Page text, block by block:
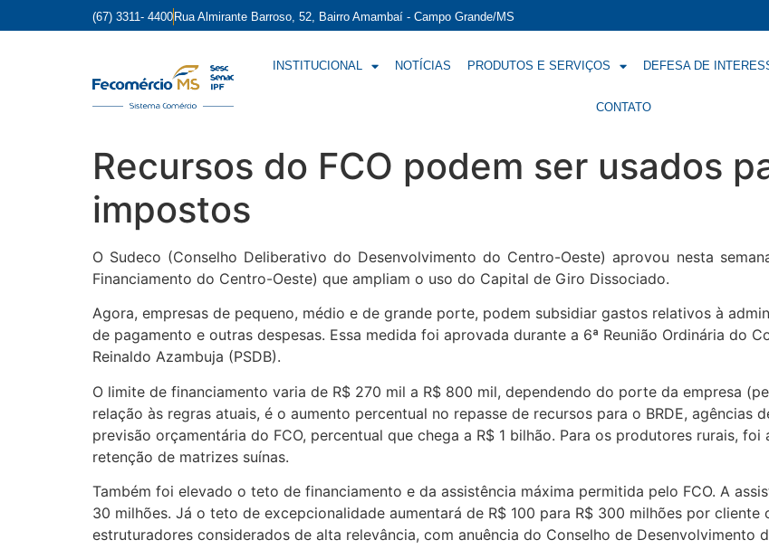
(67) 3311- 4400 Rua Almirante Barroso, 52, Bairro Amambaí - Campo Grande/MS
INSTITUCIONAL NOTÍCIAS PRODUTOS E SERVIÇOS DEFESA DE
CONTATO
Recursos do FCO podem ser usados
impostos
O Sudeco (Conselho Deliberativo do Desenvolvimento do Centro-Oeste) aprovou nesta
Financiamento do Centro-Oeste) que ampliam o uso do Capital de Giro Dissociado.
Agora, empresas de pequeno, médio e de grande porte, podem subsidiar gastos relativos à
de pagamento e outras despesas. Essa medida foi aprovada durante a 6ª Reunião Ordinária do
Reinaldo Azambuja (PSDB).
O limite de financiamento varia de R$ 270 mil a R$ 800 mil, dependendo do porte da empresa
relação às regras atuais, é o aumento percentual no repasse de recursos para o BRDE, agências
previsão orçamentária do FCO, percentual que chega a R$ 1 bilhão. Para os produtores rurais,
retenção de matrizes suínas.
Também foi elevado o teto de financiamento e da assistência máxima permitida pelo FCO. A
30 milhões. Já o teto de excepcionalidade aumentará de R$ 100 para R$ 300 milhões por
estruturadores considerados de alta relevância, com anuência do Conselho de Desenvolvimento